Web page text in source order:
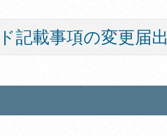
記載事項の変更届出